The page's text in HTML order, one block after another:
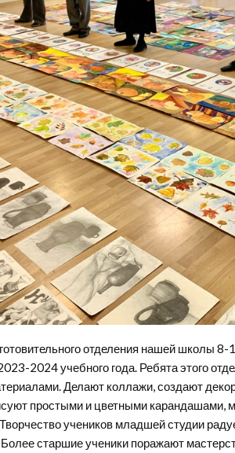
отделения нашей школы 8-
2024 учебного года. Ребята этого
Делают коллажи, создают
простыми и цветными карандашами,
учеников младшей студии
старшие ученики поражают